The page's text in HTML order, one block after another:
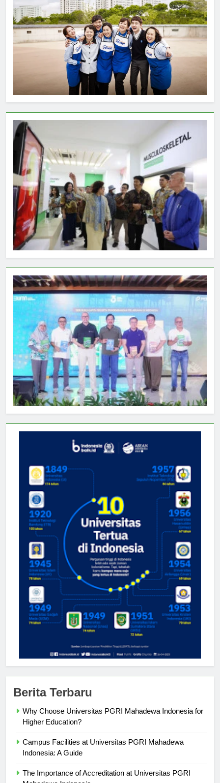
Berita Terbaru
Why Choose Universitas PGRI Mahadewa Indonesia for
Higher Education?
Campus Facilities at Universitas PGRI Mahadewa
Indonesia: A Guide
The Importance of Accreditation at Universitas PGRI